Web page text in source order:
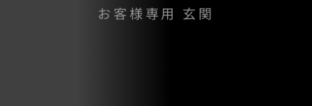
お客様専用 玄関